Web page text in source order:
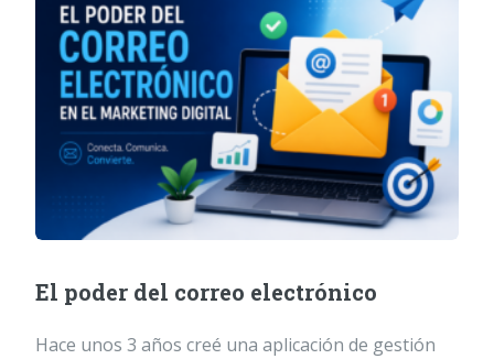
El poder del correo electrónico
Hace unos 3 años creé una aplicación de gestión